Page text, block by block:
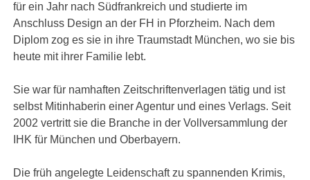
für ein Jahr nach Südfrankreich und studierte im
Anschluss Design an der FH in Pforzheim. Nach dem
Diplom zog es sie in ihre Traumstadt München, wo sie bis
heute mit ihrer Familie lebt.
Sie war für namhaften Zeitschriftenverlagen tätig und ist
selbst Mitinhaberin einer Agentur und eines Verlags. Seit
2002 vertritt sie die Branche in der Vollversammlung der
IHK für München und Oberbayern.
Die früh angelegte Leidenschaft zu spannenden Krimis,